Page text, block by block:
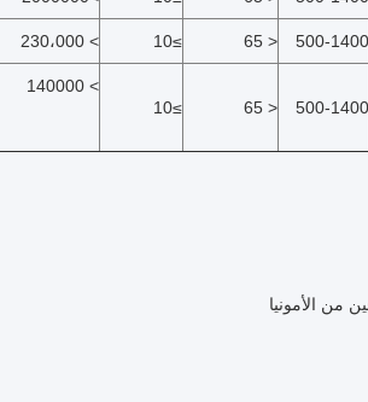
500-1400
< 65
≥10 > 230،000
500-1400
< 65
≥10
> 140000
من الأمونيا